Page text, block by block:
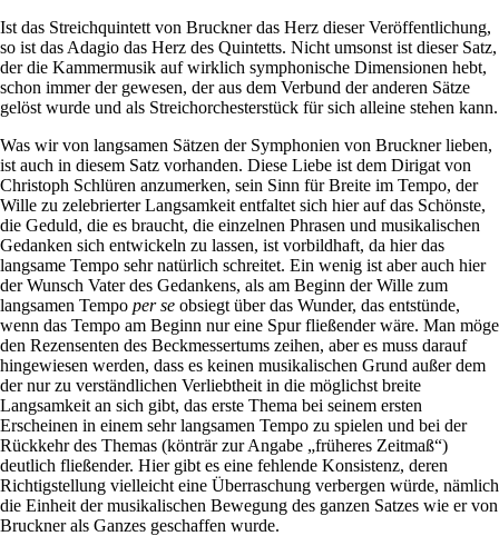
Ist das Streichquintett von Bruckner das Herz dieser Veröffentlichung,
so ist das Adagio das Herz des Quintetts. Nicht umsonst ist dieser Satz,
der die Kammermusik auf wirklich symphonische Dimensionen hebt,
schon immer der gewesen, der aus dem Verbund der anderen Sätze
gelöst wurde und als Streichorchesterstück für sich alleine stehen kann.
Was wir von langsamen Sätzen der Symphonien von Bruckner lieben,
ist auch in diesem Satz vorhanden. Diese Liebe ist dem Dirigat von
Christoph Schlüren anzumerken, sein Sinn für Breite im Tempo, der
Wille zu zelebrierter Langsamkeit entfaltet sich hier auf das Schönste,
die Geduld, die es braucht, die einzelnen Phrasen und musikalischen
Gedanken sich entwickeln zu lassen, ist vorbildhaft, da hier das
langsame Tempo sehr natürlich schreitet. Ein wenig ist aber auch hier
der Wunsch Vater des Gedankens, als am Beginn der Wille zum
langsamen Tempo per se obsiegt über das Wunder, das entstünde,
wenn das Tempo am Beginn nur eine Spur fließender wäre. Man möge
den Rezensenten des Beckmessertums zeihen, aber es muss darauf
hingewiesen werden, dass es keinen musikalischen Grund außer dem
der nur zu verständlichen Verliebtheit in die möglichst breite
Langsamkeit an sich gibt, das erste Thema bei seinem ersten
Erscheinen in einem sehr langsamen Tempo zu spielen und bei der
Rückkehr des Themas (könträr zur Angabe „früheres Zeitmaß“)
deutlich fließender. Hier gibt es eine fehlende Konsistenz, deren
Richtigstellung vielleicht eine Überraschung verbergen würde, nämlich
die Einheit der musikalischen Bewegung des ganzen Satzes wie er von
Bruckner als Ganzes geschaffen wurde.